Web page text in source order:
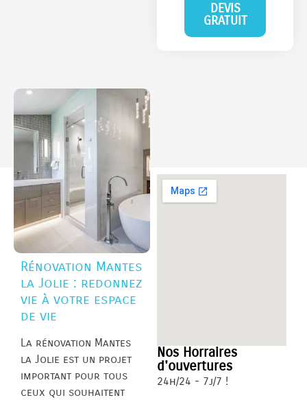
DEVIS
GRATUIT
Rénovation Mantes
la Jolie : redonnez
vie à votre espace
de vie
La rénovation Mantes
la Jolie est un projet
important pour tous
ceux qui souhaitent
Nos Horraires
d'ouvertures
24h/24 - 7j/7 !